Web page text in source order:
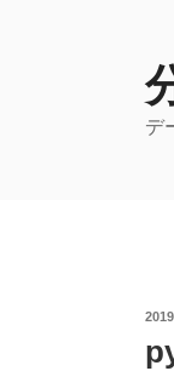
デ
投
日: